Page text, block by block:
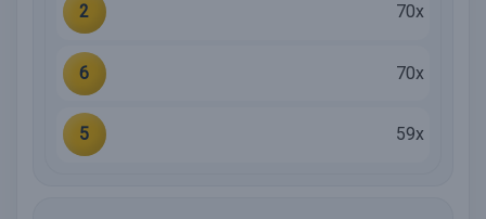
2 70x
6 70x
5 59x